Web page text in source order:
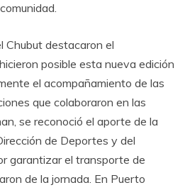
Chubut destacaron el
posible esta nueva edición
el acompañamiento de las
que colaboraron en las
se reconoció el aporte de la
de Deportes y del
garantizar el transporte de
de la jornada. En Puerto